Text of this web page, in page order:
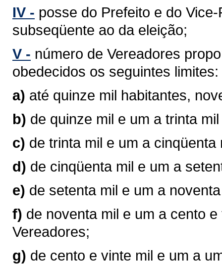
IV - posse do Prefeito e do
subseqüente ao da eleição;
V - número de Vereadores
obedecidos os seguintes limites:
a) até quinze mil habitantes,
b) de quinze mil e um a trinta
c) de trinta mil e um a
d) de cinqüenta mil e um a
e) de setenta mil e um a
f) de noventa mil e um a cento
Vereadores;
g) de cento e vinte mil e um a